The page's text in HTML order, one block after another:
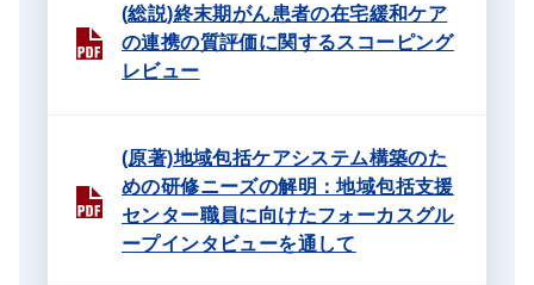
(総説)終末期がん患者の在宅緩和ケア
の連携の質評価に関するスコーピング
レビュー
(原著)地域包括ケアシステム構築のた
めの研修ニーズの解明：地域包括支援
センター職員に向けたフォーカスグル
ープインタビューを通して